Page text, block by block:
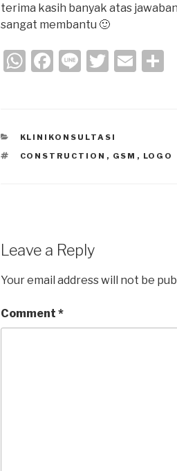
terima kasih banyak atas
sangat membantu 🙂
W
s
A
F
e
b
Li
T
er
E
CATEGORIES
KLINIKONSULTASI
TAGS
CONSTRUCTION , GSM , LOGO
Leave a Reply
Your email address will not be
Comment *